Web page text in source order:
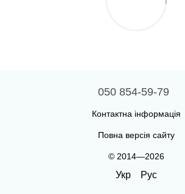
050 854-59-79
Контактна інформація
Повна версія сайту
© 2014—2026
Укр Рус